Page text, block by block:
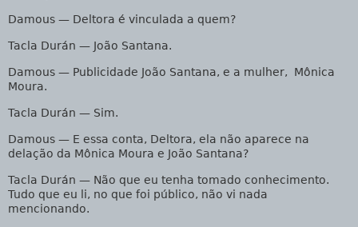
Damous — Deltora é vinculada a quem?
Tacla Durán — João Santana.
Damous — Publicidade João Santana, e a mulher, Mônica
Moura.
Tacla Durán — Sim.
Damous — E essa conta, Deltora, ela não aparece na
delação da Mônica Moura e João Santana?
Tacla Durán — Não que eu tenha tomado conhecimento.
Tudo que eu li, no que foi público, não vi nada
mencionando.